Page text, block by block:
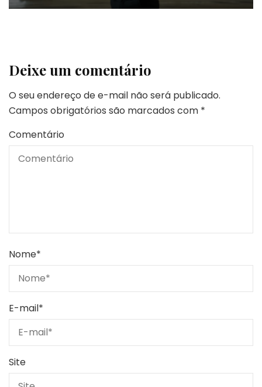
Deixe um comentário
O seu endereço de e-mail não será publicado.
Campos obrigatórios são marcados com *
Comentário
Nome*
E-mail*
Site